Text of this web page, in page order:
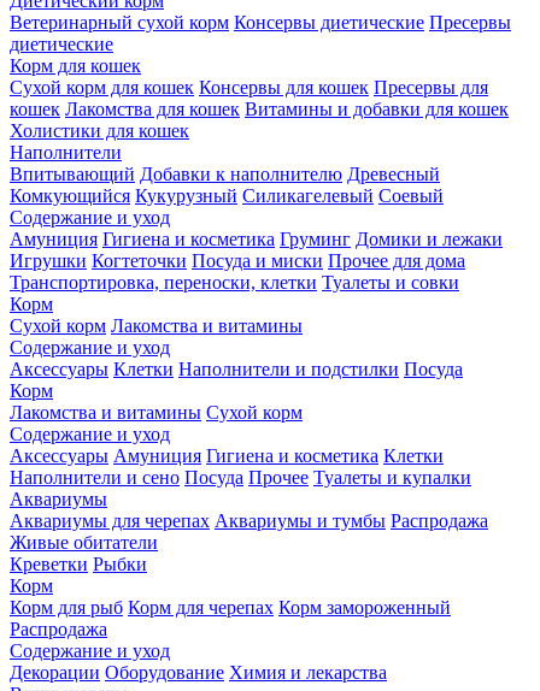
Ветеринарный сухой корм Консервы диетические Пресервы
диетические
Корм для кошек
Сухой корм для кошек Консервы для кошек Пресервы для
кошек Лакомства для кошек Витамины и добавки для кошек
Холистики для кошек
Наполнители
Впитывающий Добавки к наполнителю Древесный
Комкующийся Кукурузный Силикагелевый Соевый
Содержание и уход
Амуниция Гигиена и косметика Груминг Домики и лежаки
Игрушки Когтеточки Посуда и миски Прочее для дома
Транспортировка, переноски, клетки Туалеты и совки
Корм
Сухой корм Лакомства и витамины
Содержание и уход
Аксессуары Клетки Наполнители и подстилки Посуда
Корм
Лакомства и витамины Сухой корм
Содержание и уход
Аксессуары Амуниция Гигиена и косметика Клетки
Наполнители и сено Посуда Прочее Туалеты и купалки
Аквариумы
Аквариумы для черепах Аквариумы и тумбы Распродажа
Живые обитатели
Креветки Рыбки
Корм
Корм для рыб Корм для черепах Корм замороженный
Распродажа
Содержание и уход
Декорации Оборудование Химия и лекарства